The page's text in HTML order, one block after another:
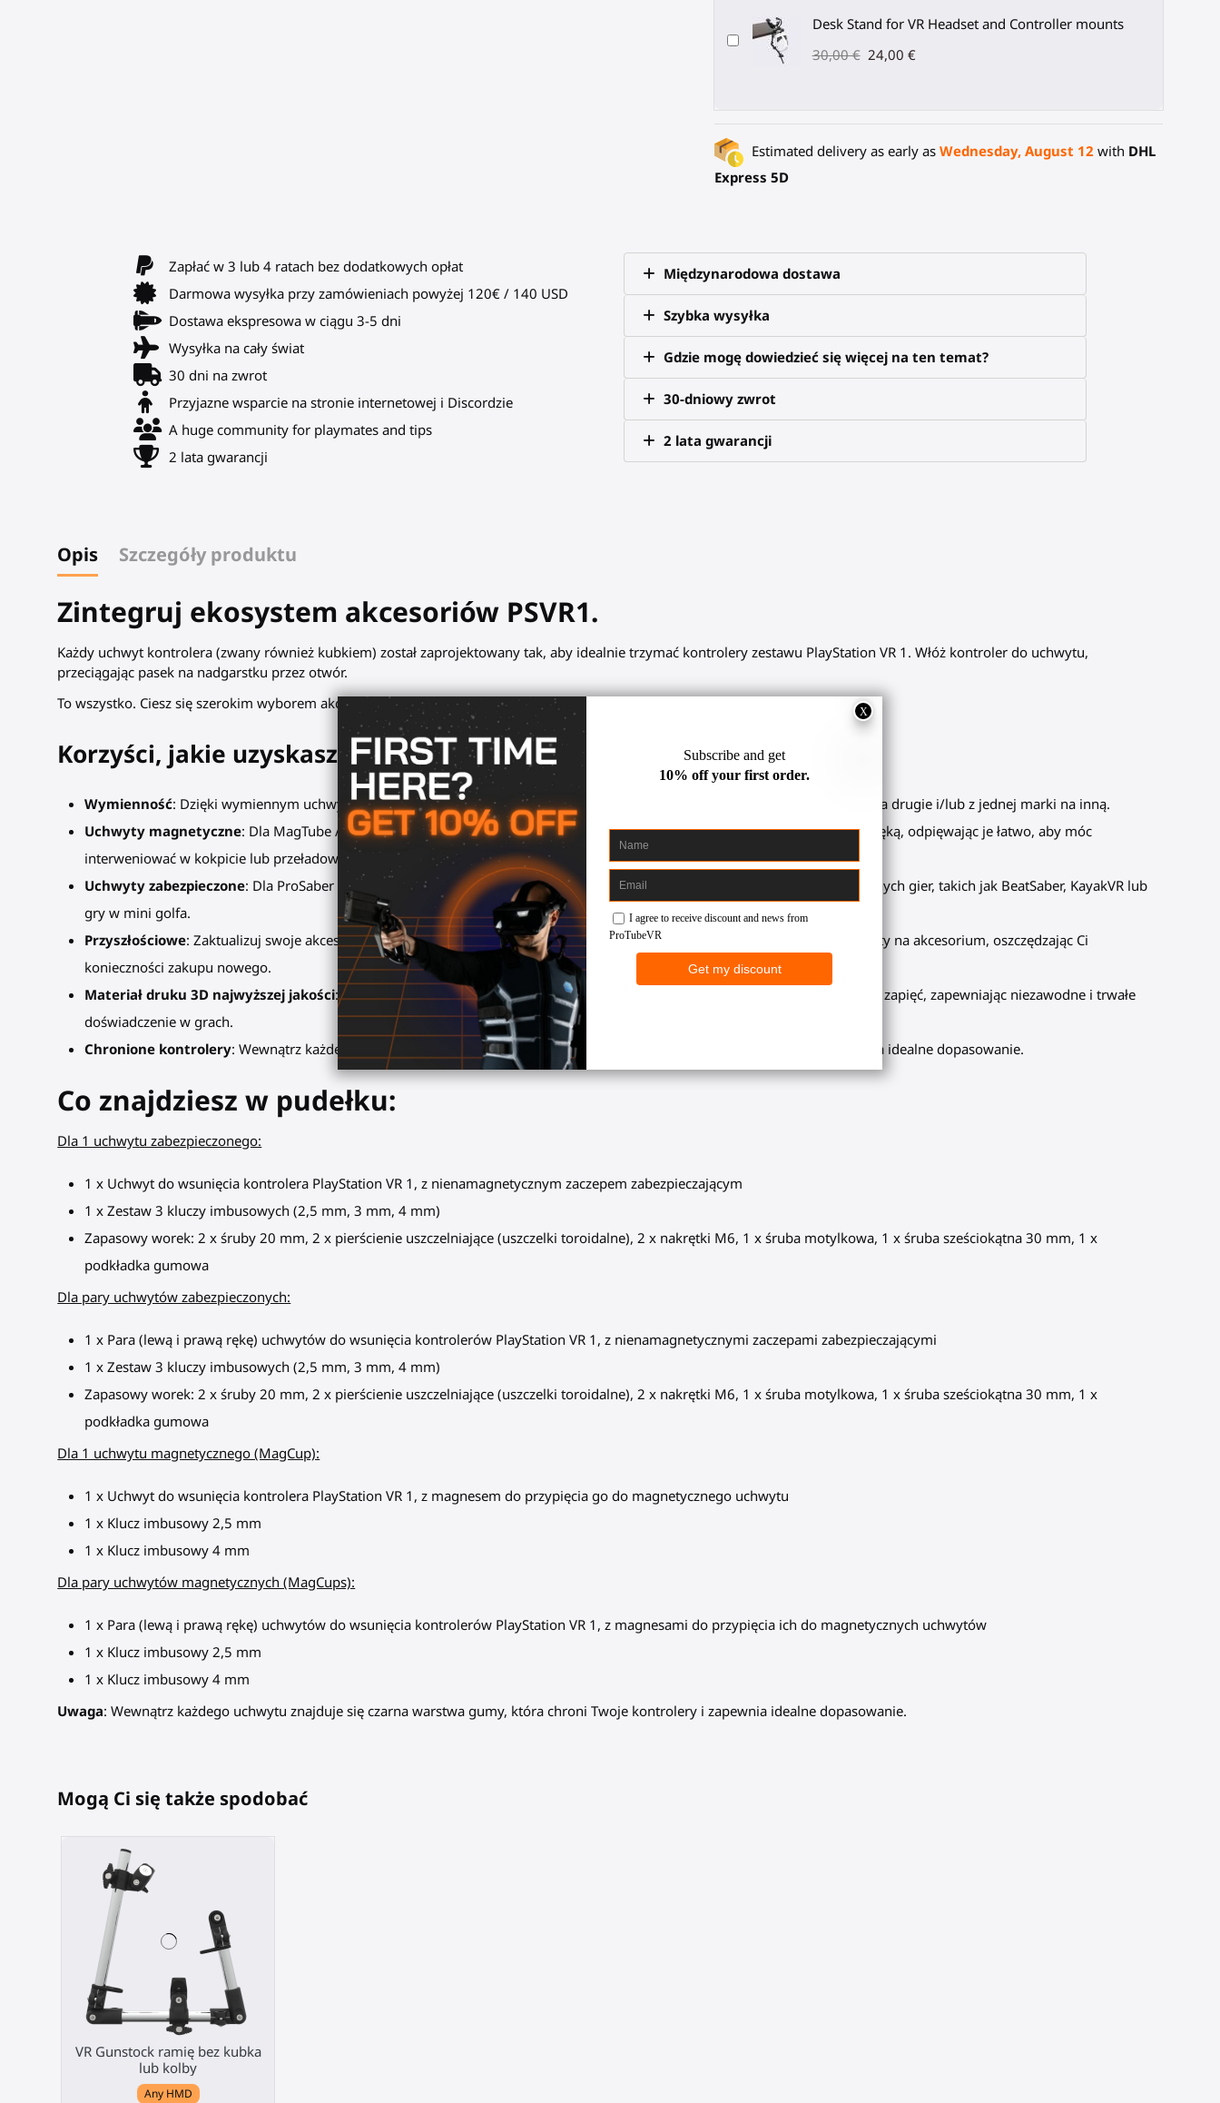
Desk Stand for VR Headset and Controller mounts
30,00 € 24,00 €
Estimated delivery as early as Wednesday, August 12 with DHL
Express 5D
Zapłać w 3 lub 4 ratach bez dodatkowych opłat
Darmowa wysyłka przy zamówieniach powyżej 120€ / 140 USD
Dostawa ekspresowa w ciągu 3-5 dni
Wysyłka na cały świat
30 dni na zwrot
Przyjazne wsparcie na stronie internetowej i Discordzie
A huge community for playmates and tips
2 lata gwarancji
Międzynarodowa dostawa
Szybka wysyłka
Gdzie mogę dowiedzieć się więcej na ten temat?
30-dniowy zwrot
2 lata gwarancji
Opis Szczegóły produktu
Zintegruj ekosystem akcesoriów PSVR1.
Każdy uchwyt kontrolera (zwany również kubkiem) został zaprojektowany tak, aby idealnie trzymać kontrolery zestawu PlayStation VR 1. Włóż kontroler do uchwytu,
przeciągając pasek na nadgarstku przez otwór.
To wszystko. Ciesz się szerokim wyborem akcesoriów VR i baw się świetnie!
Korzyści, jakie uzyskasz dzięki uchwytom kontrolerów
Wymienność: Dzięki wymiennym uchwytom kontrolerów dla naszych akcesoriów, łatwo przełączaj się z jednego akcesorium na drugie i/lub z jednej marki na inną.
Uchwyty magnetyczne: Dla MagTube / ForceTube / Starter VR gunstock, ProTas VR joystick. Zachowaj swobodę ruchu jedną ręką, odpięwając je łatwo, aby móc
interweniować w kokpicie lub przeładować broń. Następnie bezproblemowo przytwierdź je z powrotem do akcesorium.
Uchwyty zabezpieczone: Dla ProSaber VR Saber, SWINGiT VR Golf Club. Zapewniają solidne zabezpieczenie podczas intensywnych gier, takich jak BeatSaber, KayakVR lub
gry w mini golfa.
Przyszłościowe: Zaktualizuj swoje akcesorium wraz z nowym zestawem VR. Naszy projekt pozwala po prostu wymienić uchwyty na akcesorium, oszczędzając Ci
konieczności zakupu nowego.
Materiał druku 3D najwyższej jakości: Nasze uchwyty/kubki na kontrolery są wykonane z najlepszych materiałów i solidnych zapięć, zapewniając niezawodne i trwałe
doświadczenie w grach.
Chronione kontrolery: Wewnątrz każdego uchwytu znajduje się warstwa czarnej gumy, która chroni Twój kontroler i zapewnia idealne dopasowanie.
Co znajdziesz w pudełku:
Dla 1 uchwytu zabezpieczonego:
1 x Uchwyt do wsunięcia kontrolera PlayStation VR 1, z nienamagnetycznym zaczepem zabezpieczającym
1 x Zestaw 3 kluczy imbusowych (2,5 mm, 3 mm, 4 mm)
Zapasowy worek: 2 x śruby 20 mm, 2 x pierścienie uszczelniające (uszczelki toroidalne), 2 x nakrętki M6, 1 x śruba motylkowa, 1 x śruba sześciokątna 30 mm, 1 x
podkładka gumowa
Dla pary uchwytów zabezpieczonych:
1 x Para (lewą i prawą rękę) uchwytów do wsunięcia kontrolerów PlayStation VR 1, z nienamagnetycznymi zaczepami zabezpieczającymi
1 x Zestaw 3 kluczy imbusowych (2,5 mm, 3 mm, 4 mm)
Zapasowy worek: 2 x śruby 20 mm, 2 x pierścienie uszczelniające (uszczelki toroidalne), 2 x nakrętki M6, 1 x śruba motylkowa, 1 x śruba sześciokątna 30 mm, 1 x
podkładka gumowa
Dla 1 uchwytu magnetycznego (MagCup):
1 x Uchwyt do wsunięcia kontrolera PlayStation VR 1, z magnesem do przypięcia go do magnetycznego uchwytu
1 x Klucz imbusowy 2,5 mm
1 x Klucz imbusowy 4 mm
Dla pary uchwytów magnetycznych (MagCups):
1 x Para (lewą i prawą rękę) uchwytów do wsunięcia kontrolerów PlayStation VR 1, z magnesami do przypięcia ich do magnetycznych uchwytów
1 x Klucz imbusowy 2,5 mm
1 x Klucz imbusowy 4 mm
Uwaga: Wewnątrz każdego uchwytu znajduje się czarna warstwa gumy, która chroni Twoje kontrolery i zapewnia idealne dopasowanie.
Mogą Ci się także spodobać
VR Gunstock ramię bez kubka
lub kolby
Any HMD